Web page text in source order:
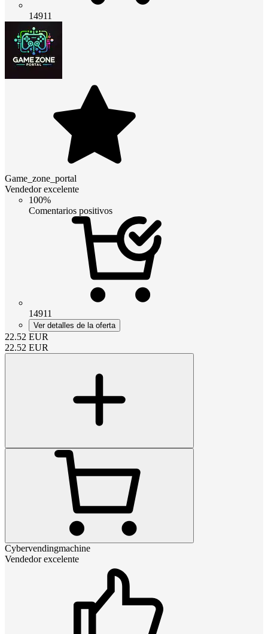
14911
Game_zone_portal
Vendedor excelente
100%
Comentarios positivos
14911
Ver detalles de la oferta
22.52 EUR
22.52 EUR
Cybervendingmachine
Vendedor excelente